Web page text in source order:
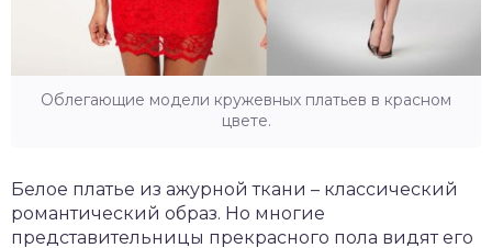
Облегающие модели кружевных платьев в красном
цвете.
Белое платье из ажурной ткани – классический
романтический образ. Но многие
представительницы прекрасного пола видят его